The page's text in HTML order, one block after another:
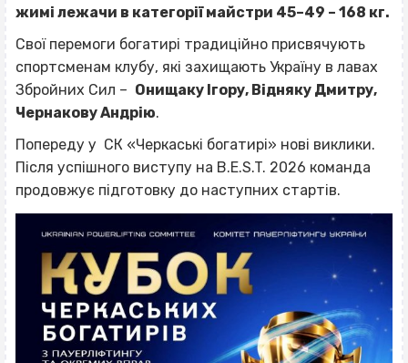
жимі лежачи в категорії майстри 45–49 – 168 кг.
Свої перемоги богатирі традиційно присвячують
спортсменам клубу, які захищають Україну в лавах
Збройних Сил – Онищаку Ігору, Відняку Дмитру,
Чернакову Андрію.
Попереду у СК «Черкаські богатирі» нові виклики.
Після успішного виступу на B.E.S.T. 2026 команда
продовжує підготовку до наступних стартів.